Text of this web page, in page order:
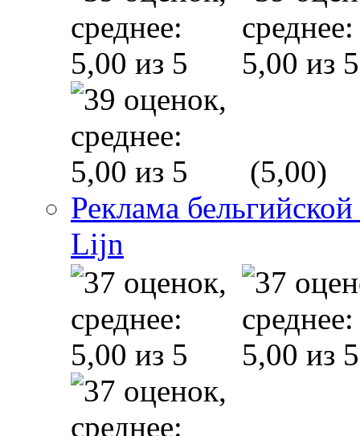
(5,00)
Реклама
Lijn